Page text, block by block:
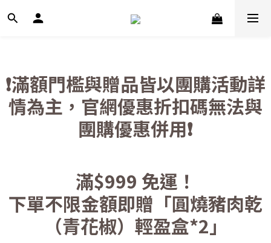
❗滿額門檻與贈品皆以團購活動詳
情為主，官網優惠折扣碼無法與
團購優惠併用❗
滿$999 免運！
下單不限金額即贈「圓燒豬肉乾
（青花椒）輕盈盒*2」